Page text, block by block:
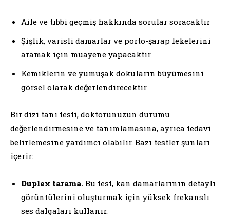
Aile ve tıbbi geçmiş hakkında sorular soracaktır
Şişlik, varisli damarlar ve porto-şarap lekelerini
aramak için muayene yapacaktır
Kemiklerin ve yumuşak dokuların büyümesini
görsel olarak değerlendirecektir
Bir dizi tanı testi, doktorunuzun durumu
değerlendirmesine ve tanımlamasına, ayrıca tedavi
belirlemesine yardımcı olabilir. Bazı testler şunları
içerir:
Duplex tarama. Bu test, kan damarlarının detaylı
görüntülerini oluşturmak için yüksek frekanslı
ses dalgaları kullanır.